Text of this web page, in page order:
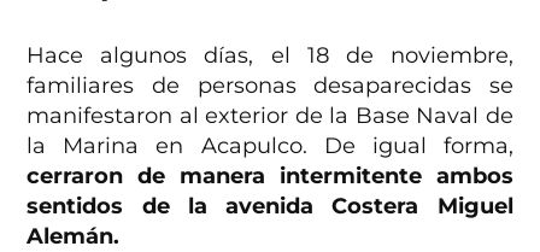
Hace algunos días, el 18 de noviembre,
familiares de personas desaparecidas se
manifestaron al exterior de la Base Naval de
la Marina en Acapulco. De igual forma,
cerraron de manera intermitente ambos
sentidos de la avenida Costera Miguel
Alemán.